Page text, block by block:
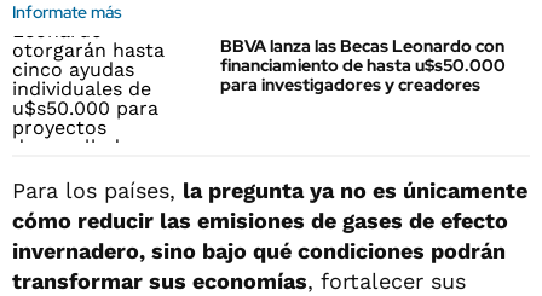
Informate más
BBVA lanza las Becas Leonardo con
financiamiento de hasta u$s50.000
para investigadores y creadores
Para los países, la pregunta ya no es únicamente
cómo reducir las emisiones de gases de efecto
invernadero, sino bajo qué condiciones podrán
transformar sus economías, fortalecer sus